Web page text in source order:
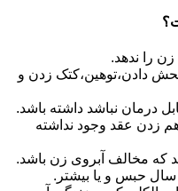
را ندهد.
دادن،توهین،کتک زدن و
درمان نباشد داشته باشد.
زدن عقد وجود نداشته
که مخالف آبروی زن باشد.